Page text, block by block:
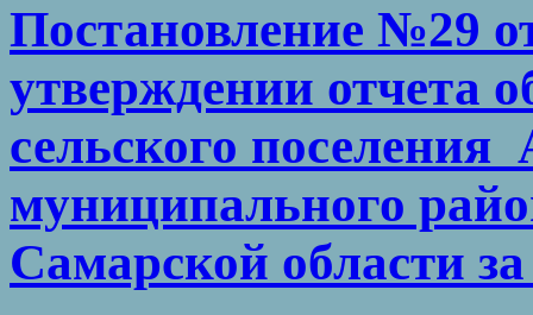
Постановление №29
утверждении отчета
сельского поселения
муниципального
Самарской области